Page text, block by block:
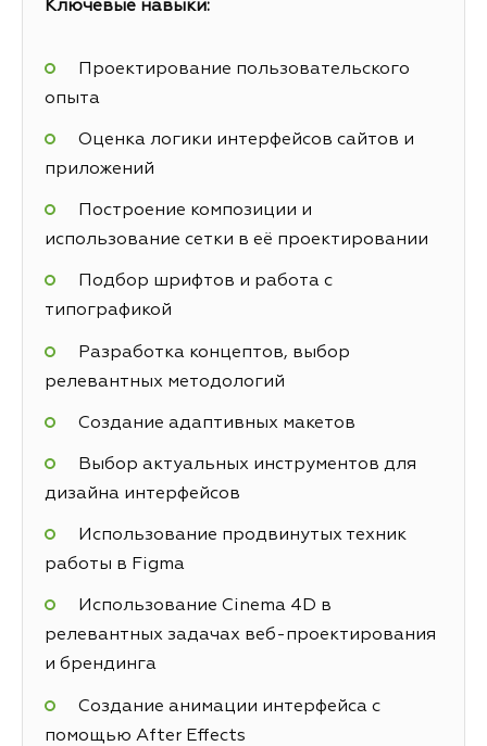
Ключевые навыки:
Проектирование пользовательского
опыта
Оценка логики интерфейсов сайтов и
приложений
Построение композиции и
использование сетки в её проектировании
Подбор шрифтов и работа с
типографикой
Разработка концептов, выбор
релевантных методологий
Создание адаптивных макетов
Выбор актуальных инструментов для
дизайна интерфейсов
Использование продвинутых техник
работы в Figma
Использование Cinema 4D в
релевантных задачах веб-проектирования
и брендинга
Создание анимации интерфейса с
помощью After Effects